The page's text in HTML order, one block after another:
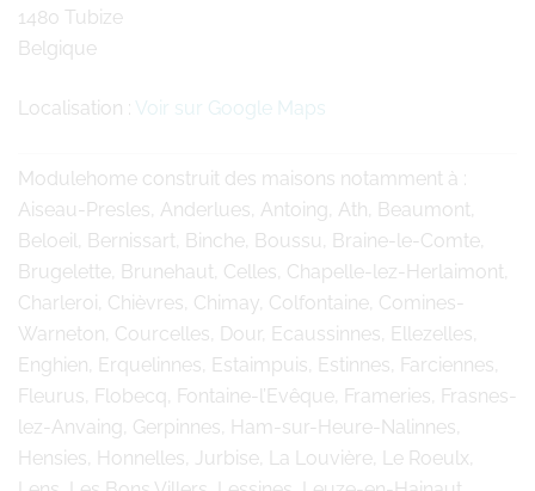
1480 Tubize
Belgique
Localisation : Voir sur Google Maps
Modulehome construit des maisons notamment à :
Aiseau-Presles, Anderlues, Antoing, Ath, Beaumont,
Beloeil, Bernissart, Binche, Boussu, Braine-le-Comte,
Brugelette, Brunehaut, Celles, Chapelle-lez-Herlaimont,
Charleroi, Chièvres, Chimay, Colfontaine, Comines-
Warneton, Courcelles, Dour, Ecaussinnes, Ellezelles,
Enghien, Erquelinnes, Estaimpuis, Estinnes, Farciennes,
Fleurus, Flobecq, Fontaine-l’Evêque, Frameries, Frasnes-
lez-Anvaing, Gerpinnes, Ham-sur-Heure-Nalinnes,
Hensies, Honnelles, Jurbise, La Louvière, Le Roeulx,